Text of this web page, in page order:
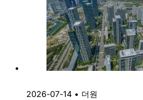
2026-07-14 • 더원